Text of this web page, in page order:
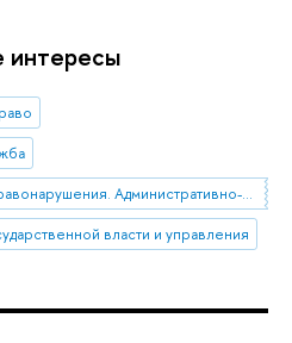
интересы
10.17.65 Административные правонарушения. Административно-правовая ответственность
власти и управления